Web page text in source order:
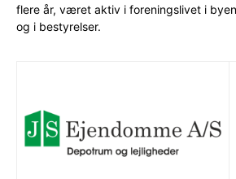
flere år, været aktiv i foreningslivet i
og i bestyrelser.